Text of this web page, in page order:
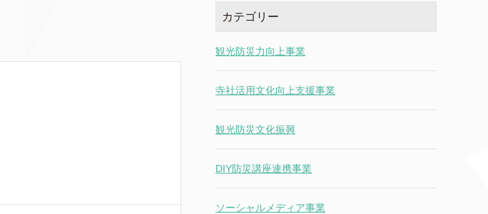
カテゴリー
観光防災力向上事業
寺社活用文化向上支援事業
観光防災文化振興
DIY防災講座連携事業
ソーシャルメディア事業